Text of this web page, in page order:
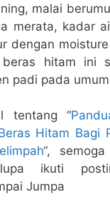
malai
merata, kadar
dengan
hitam ini
padi pada
tentang “
Hitam Bagi
“,
ikuti
Jumpa